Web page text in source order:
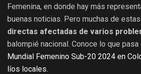
Femenina, en donde hay más
buenas noticias. Pero muchas de
directas afectadas de varios
balompié nacional. Conoce lo que
Mundial Femenino Sub-20 2024 en
líos locales.